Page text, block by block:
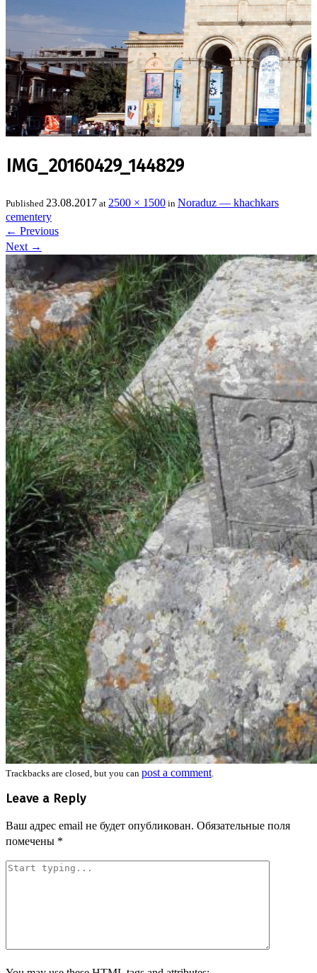
IMG_20160429_144829
Published 23.08.2017 at 2500 × 1500 in Noraduz — khachkars
cementery
← Previous
Next →
Trackbacks are closed, but you can post a comment.
Leave a Reply
Ваш адрес email не будет опубликован. Обязательные поля
помечены *